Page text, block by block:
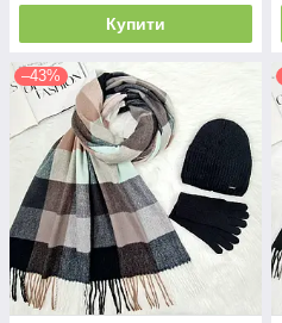
Купити
–43%